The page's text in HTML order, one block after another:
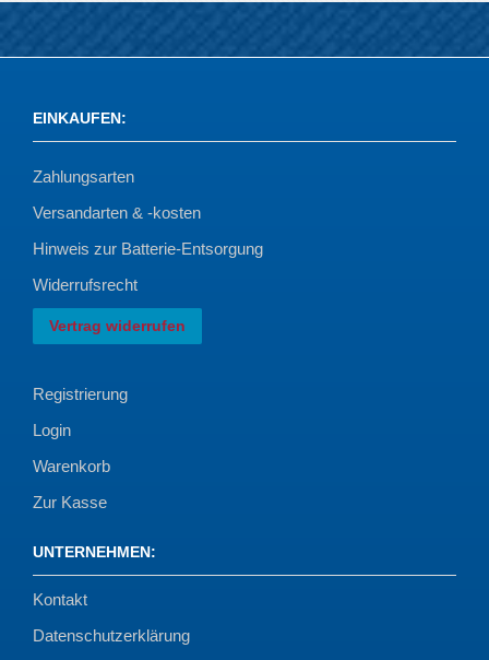
EINKAUFEN:
Zahlungsarten
Versandarten & -kosten
Hinweis zur Batterie-Entsorgung
Widerrufsrecht
Vertrag widerrufen
Registrierung
Login
Warenkorb
Zur Kasse
UNTERNEHMEN:
Kontakt
Datenschutzerklärung